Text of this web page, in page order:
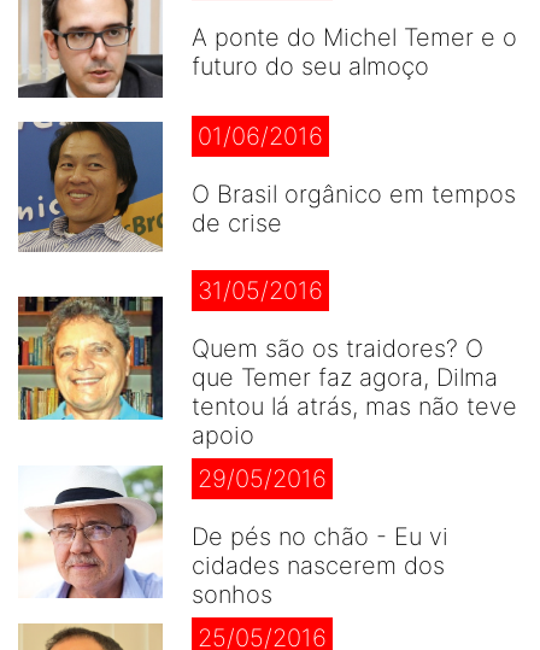
A ponte do Michel Temer e o
futuro do seu almoço
01/06/2016
O Brasil orgânico em tempos
de crise
31/05/2016
Quem são os traidores? O
que Temer faz agora, Dilma
tentou lá atrás, mas não teve
apoio
29/05/2016
De pés no chão - Eu vi
cidades nascerem dos
sonhos
25/05/2016